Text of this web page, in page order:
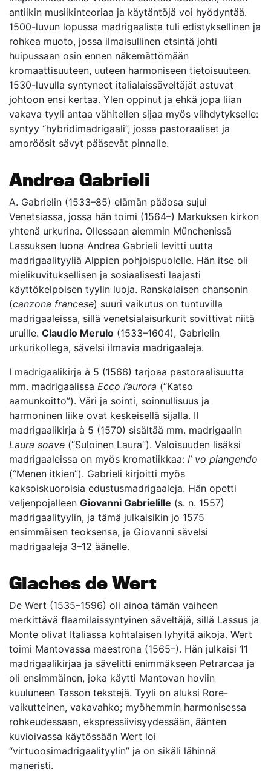
antiikin musiikinteoriaa ja käytäntöjä voi hyödyntää.
1500-luvun lopussa madrigaalista tuli edistyksellinen ja
rohkea muoto, jossa ilmaisullinen etsintä johti
huipussaan osin ennen näkemättömään
kromaattisuuteen, uuteen harmoniseen tietoisuuteen.
1530-luvulla syntyneet italialaissäveltäjät astuvat
johtoon ensi kertaa. Ylen oppinut ja ehkä jopa liian
vakava tyyli antaa vähitellen sijaa myös viihdytykselle:
syntyy “hybridimadrigaali”, jossa pastoraaliset ja
amoröösit sävyt pääsevät pinnalle.
Andrea Gabrieli
A. Gabrielin (1533–85) elämän pääosa sujui
Venetsiassa, jossa hän toimi (1564–) Markuksen kirkon
yhtenä urkurina. Ollessaan aiemmin Münchenissä
Lassuksen luona Andrea Gabrieli levitti uutta
madrigaalityyliä Alppien pohjoispuolelle. Hän itse oli
mielikuvituksellisen ja sosiaalisesti laajasti
käyttökelpoisen tyylin luoja. Ranskalaisen chansonin
(canzona francese) suuri vaikutus on tuntuvilla
madrigaaleissa, sillä venetsialaisurkurit sovittivat niitä
uruille. Claudio Merulo (1533–1604), Gabrielin
urkurikollega, sävelsi ilmavia madrigaaleja.
I madrigaalikirja à 5 (1566) tarjoaa pastoraalisuutta
mm. madrigaalissa Ecco l’aurora (“Katso
aamunkoitto”). Väri ja sointi, soinnullisuus ja
harmoninen liike ovat keskeisellä sijalla. II
madrigaalikirja à 5 (1570) sisältää mm. madrigaalin
Laura soave (“Suloinen Laura”). Valoisuuden lisäksi
madrigaaleissa on myös kromatiikkaa: I’ vo piangendo
(“Menen itkien”). Gabrieli kirjoitti myös
kaksoiskuoroisia edustusmadrigaaleja. Hän opetti
veljenpojalleen Giovanni Gabrielille (s. n. 1557)
madrigaalityylin, ja tämä julkaisikin jo 1575
ensimmäisen teoksensa, ja Giovanni sävelsi
madrigaaleja 3–12 äänelle.
Giaches de Wert
De Wert (1535–1596) oli ainoa tämän vaiheen
merkittävä flaamilaissyntyinen säveltäjä, sillä Lassus ja
Monte olivat Italiassa kohtalaisen lyhyitä aikoja. Wert
toimi Mantovassa maestrona (1565–). Hän julkaisi 11
madrigaalikirjaa ja sävelitti enimmäkseen Petrarcaa ja
oli ensimmäinen, joka käytti Mantovan hoviin
kuuluneen Tasson tekstejä. Tyyli on aluksi Rore-
vaikutteinen, vakavahko; myöhemmin harmonisessa
rohkeudessaan, ekspressiivisyydessään, äänten
kuvioivassa käytössään Wert loi
“virtuoosimadrigaalityylin” ja on sikäli lähinnä
maneristi.